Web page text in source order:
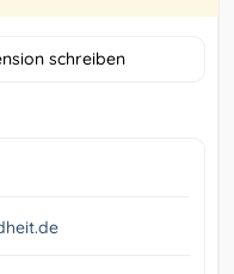
schreiben